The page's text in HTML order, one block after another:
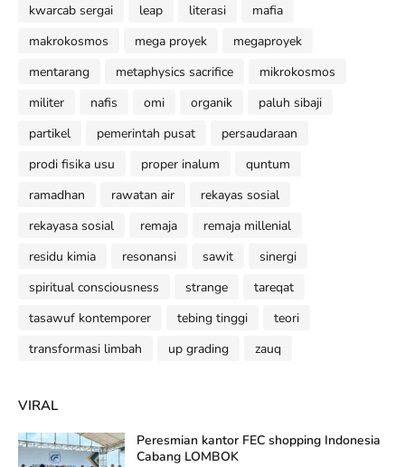
kwarcab sergai
leap literasi
mafia
makrokosmos
mega proyek
megaproyek
mentarang
metaphysics sacrifice
mikrokosmos
militer
nafis omi organik
paluh sibaji
partikel
pemerintah pusat
persaudaraan
prodi fisika usu
proper inalum
quntum
ramadhan
rawatan air
rekayas sosial
rekayasa sosial
remaja
remaja millenial
residu kimia
resonansi sawit
sinergi
spiritual consciousness
strange
tareqat
tasawuf kontemporer
tebing tinggi
teori
transformasi limbah
up grading zauq
VIRAL
Peresmian kantor FEC shopping Indonesia
Cabang LOMBOK